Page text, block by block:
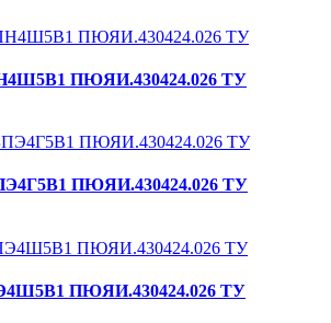
ПЮЯИ.430424.026 ТУ
ПЮЯИ.430424.026 ТУ
ПЮЯИ.430424.026 ТУ